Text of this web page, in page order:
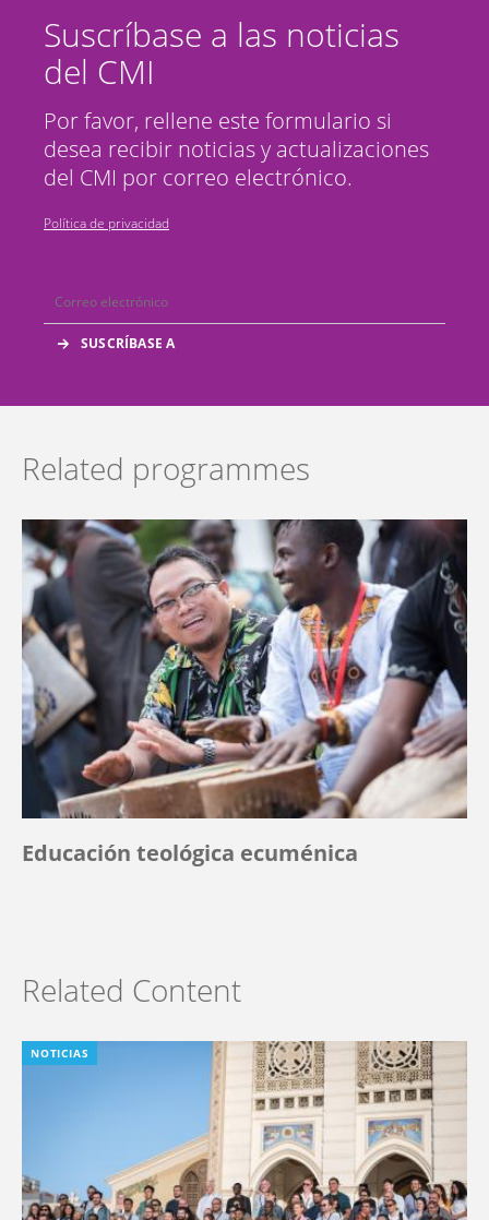
Suscríbase a las noticias
del CMI
Por favor, rellene este formulario si
desea recibir noticias y actualizaciones
del CMI por correo electrónico.
Política de privacidad
Related programmes
Educación teológica ecuménica
Related Content
NOTICIAS